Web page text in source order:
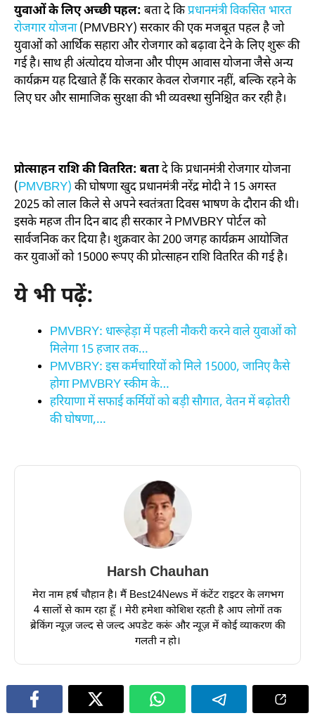
युवाओं के लिए अच्छी पहल: बता दे किप्रधानमंत्री विकसित भारत
रोजगार योजना(PMVBRY) सरकार की एक मजबूत पहल है जो
युवाओं को आर्थिक सहारा और रोजगार को बढ़ावा देने के लिए शुरू की
गई है। साथ ही अंत्योदय योजना और पीएम आवास योजना जैसे अन्य
कार्यक्रम यह दिखाते हैं कि सरकार केवल रोजगार नहीं, बल्कि रहने के
लिए घर और सामाजिक सुरक्षा की भी व्यवस्था सुनिश्चित कर रही है।
प्रोत्साहन राशि की वितरित: बतादे कि प्रधानमंत्री रोजगार योजना
(PMVBRY) की घोषणा खुद प्रधानमंत्री नरेंद्र मोदी ने 15 अगस्त
2025 को लाल किले से अपने स्वतंत्रता दिवस भाषण के दौरान की थी।
इसके महज तीन दिन बाद ही सरकार ने PMVBRY पोर्टल को
सार्वजनिक कर दिया है। शुक्रवार केा 200 जगह कार्यक्रम आयोजित
कर युवाओं को 15000 रूपए की प्रोत्साहन राशि वितरित की गई है।
ये भी पढ़ें:
PMVBRY: धारूहेड़ा में पहली नौकरी करने वाले युवाओं को
मिलेगा 15 हजार तक…
PMVBRY: इस कर्मचारियों को मिले 15000, जानिए कैसे
होगा PMVBRY स्कीम के…
हरियाणा में सफाई कर्मियों को बड़ी सौगात, वेतन में बढ़ोतरी
की घोषणा,…
Harsh Chauhan
मेरा नाम हर्ष चौहान है। मैं Best24News में कंटेंट राइटर के लगभग
4 सालों से काम रहा हूँ । मेरी हमेशा कोशिश रहती है आप लोगों तक
ब्रेकिंग न्यूज़ जल्द से जल्द अपडेट करूं और न्यूज़ में कोई व्याकरण की
गलती न हो।